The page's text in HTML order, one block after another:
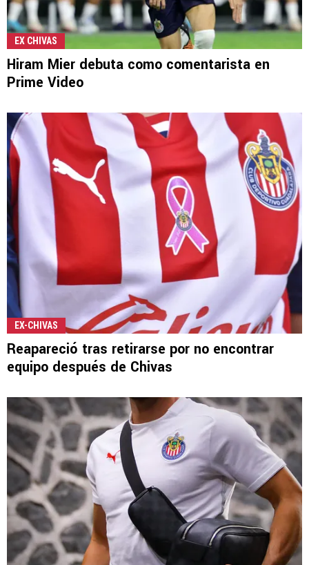
EX CHIVAS
Hiram Mier debuta como comentarista en
Prime Video
EX-CHIVAS
Reapareció tras retirarse por no encontrar
equipo después de Chivas